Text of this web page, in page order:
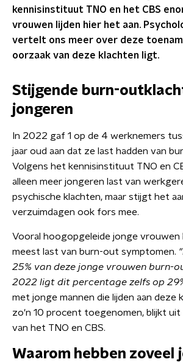
kennisinstituut TNO en het CBS
vrouwen lijden hier het aan.
vertelt ons meer over deze
oorzaak van deze klachten ligt.
Stijgende burn-
jongeren
In 2022 gaf 1 op de 4 werknemers
jaar oud aan dat ze last hadden van
Volgens het kennisinstituut TNO en
alleen meer jongeren last van
psychische klachten, maar stijgt het
verzuimdagen ook fors mee.
Vooral hoogopgeleide jonge vrouwen
meest last van burn-out symptomen.
25% van deze jonge vrouwen burn-
2022 ligt dit percentage zelfs op
met jonge mannen die lijden aan deze
zo'n 10 procent toegenomen, blijkt uit
van het TNO en CBS.
Waarom hebben zoveel